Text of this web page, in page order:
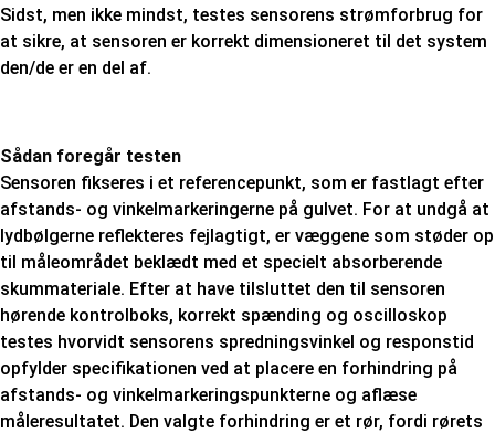
Sidst, men ikke mindst, testes sensorens strømforbrug for
at sikre, at sensoren er korrekt dimensioneret til det system
den/de er en del af.
Sådan foregår testen
Sensoren fikseres i et referencepunkt, som er fastlagt efter
afstands- og vinkelmarkeringerne på gulvet. For at undgå at
lydbølgerne reflekteres fejlagtigt, er væggene som støder op
til måleområdet beklædt med et specielt absorberende
skummateriale. Efter at have tilsluttet den til sensoren
hørende kontrolboks, korrekt spænding og oscilloskop
testes hvorvidt sensorens spredningsvinkel og responstid
opfylder specifikationen ved at placere en forhindring på
afstands- og vinkelmarkeringspunkterne og aflæse
måleresultatet. Den valgte forhindring er et rør, fordi rørets